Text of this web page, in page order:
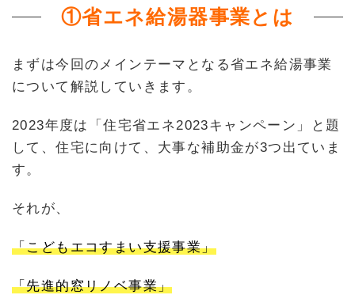
①省エネ給湯器事業とは
まずは今回のメインテーマとなる省エネ給湯事業
について解説していきます。
2023年度は「住宅省エネ2023キャンペーン」と題
して、住宅に向けて、大事な補助金が3つ出ていま
す。
それが、
「こどもエコすまい支援事業」
「先進的窓リノベ事業」